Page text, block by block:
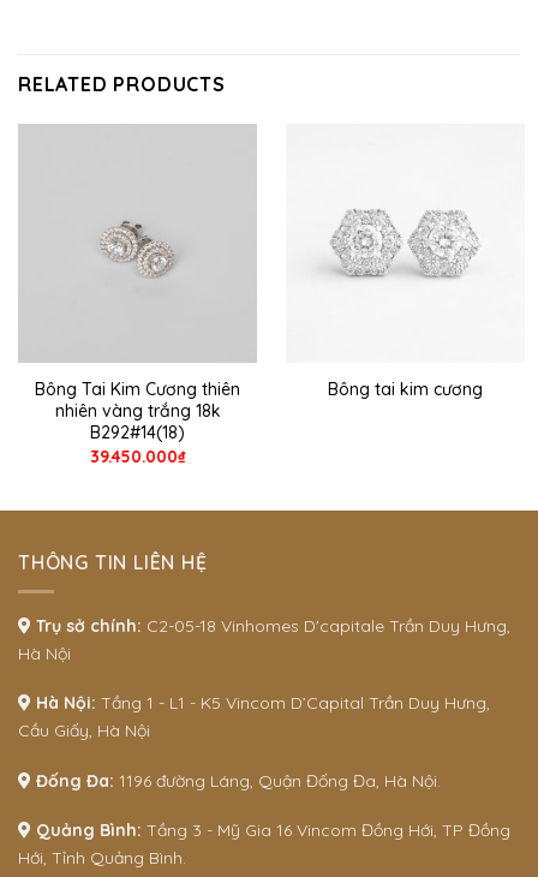
RELATED PRODUCTS
Bông Tai Kim Cương thiên
nhiên vàng trắng 18k
B292#14(18)
39.450.000₫
Bông tai kim cương
THÔNG TIN LIÊN HỆ
Trụ sở chính: C2-05-18 Vinhomes D'capitale Trần Duy Hưng,
Hà Nội
Hà Nội: Tầng 1 - L1 - K5 Vincom D’Capital Trần Duy Hưng,
Cầu Giấy, Hà Nội
Đống Đa: 1196 đường Láng, Quận Đống Đa, Hà Nội.
Quảng Bình: Tầng 3 - Mỹ Gia 16 Vincom Đồng Hới, TP Đồng
Hới, Tỉnh Quảng Bình.